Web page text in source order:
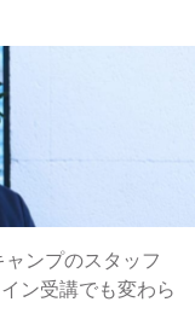
ンプのスタッフ
ン受講でも変わら